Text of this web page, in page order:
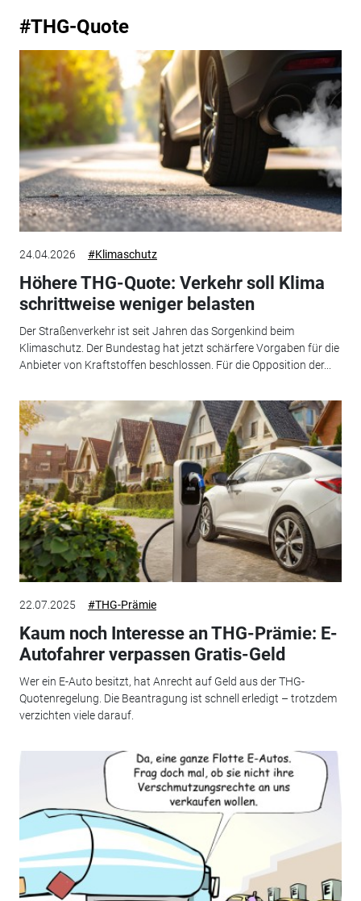
#THG-Quote
24.04.2026 #Klimaschutz
Höhere THG-Quote: Verkehr soll Klima
schrittweise weniger belasten
Der Straßenverkehr ist seit Jahren das Sorgenkind beim
Klimaschutz. Der Bundestag hat jetzt schärfere Vorgaben für die
Anbieter von Kraftstoffen beschlossen. Für die Opposition der...
22.07.2025 #THG-Prämie
Kaum noch Interesse an THG-Prämie: E-
Autofahrer verpassen Gratis-Geld
Wer ein E-Auto besitzt, hat Anrecht auf Geld aus der THG-
Quotenregelung. Die Beantragung ist schnell erledigt – trotzdem
verzichten viele darauf.